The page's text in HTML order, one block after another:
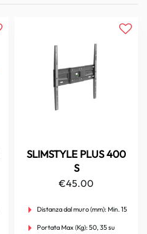
SLIMSTYLE PLUS 400
S
€45.00
Distanza dal muro (mm): Min. 15
Portata Max (Kg): 50, 35 su